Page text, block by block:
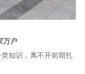
万户
知识，离不开前期扎